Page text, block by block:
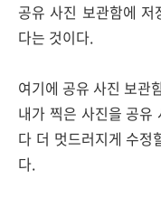
공유 사진 보관함에
다는 것이다.
여기에 공유 사진 보관
내가 찍은 사진을 공유
다 더 멋드러지게 수정
다.